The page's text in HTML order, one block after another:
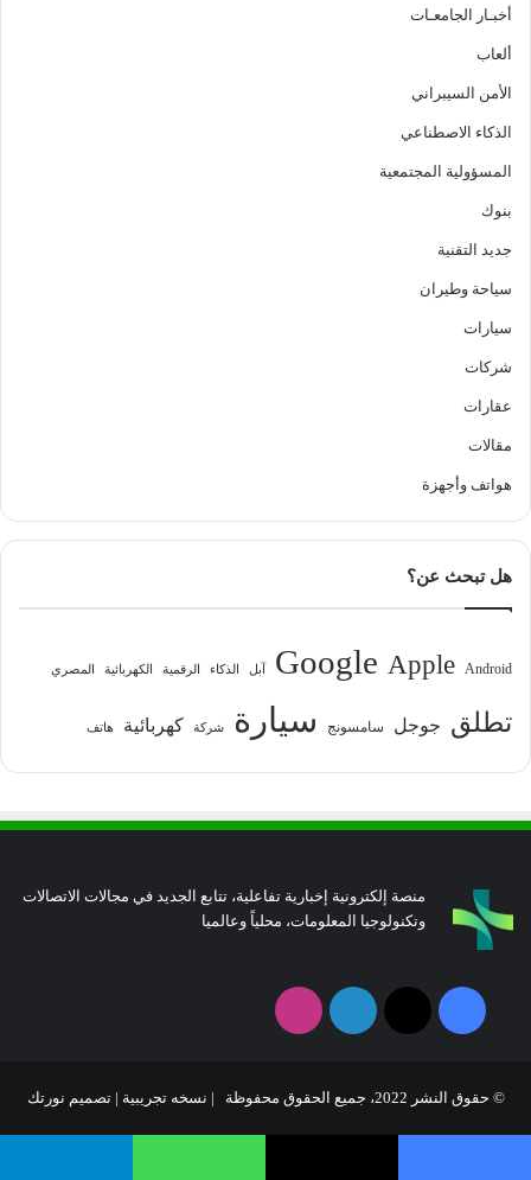
أخبـار الجامعـات
ألعاب
الأمن السيبراني
الذكاء الاصطناعي
المسؤولية المجتمعية
بنوك
جديد التقنية
سياحة وطيران
سيارات
شركات
عقارات
مقالات
هواتف وأجهزة
هل تبحث عن؟
Android
Apple
Google آبل الذكاء الرقمية الكهربائية المصري
تطلق جوجل سامسونج سيارة شركة كهربائية هاتف
منصة إلكترونية إخبارية تفاعلية، تتابع الجديد في مجالات الاتصالات
وتكنولوجيا المعلومات، محلياً وعالميا
فيسبوك
‫X لينكدإن انستقرام
© حقوق النشر 2022، جميع الحقوق محفوظة | نسخه تجريبية | تصميم نورتك